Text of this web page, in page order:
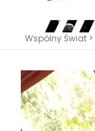
Wspólny Świat >